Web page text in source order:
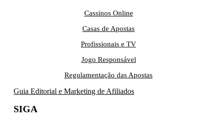
Cassinos Online
Casas de Apostas
Profissionais e TV
Jogo Responsável
Regulamentação das Apostas
Guia Editorial e Marketing de Afiliados
SIGA